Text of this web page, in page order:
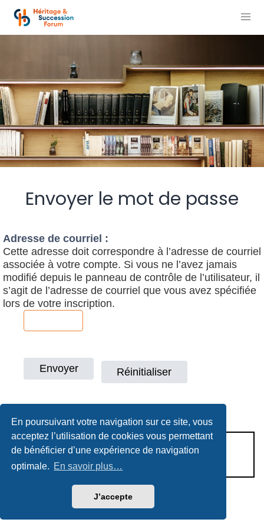
En poursuivant votre navigation sur ce site, vous
acceptez l’utilisation de cookies vous permettant
de bénéficier d’une expérience de navigation
optimale. En savoir plus…
J’accepte
Envoyer le mot de passe
Adresse de courriel :
Cette adresse doit correspondre à l’adresse de courriel
associée à votre compte. Si vous ne l’avez jamais
modifié depuis le panneau de contrôle de l’utilisateur, il
s’agit de l’adresse de courriel que vous avez spécifiée
lors de votre inscription.
CONDITIONS D’UTILISATION
POLITIQUE DE VIE PRIVÉE
Héritage & Succession